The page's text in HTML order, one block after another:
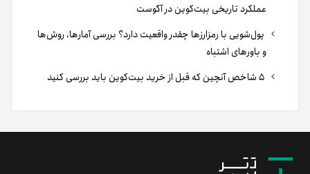
عملکرد تاریخی بیت‌کوین در آگوست
پول‌شویی با رمزارزها چقدر واقعیت دارد؟ بررسی آمارها، روش‌ها
و باورهای اشتباه